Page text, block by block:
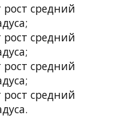
рост средний
рост средний
рост средний
рост средний